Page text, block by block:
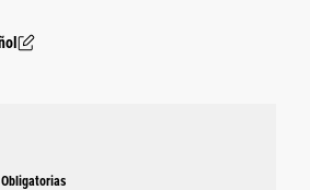
Obligatorias